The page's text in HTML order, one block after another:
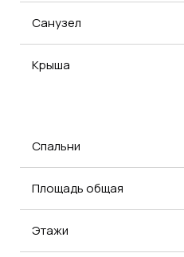
Санузeл
Крыша
Спальни
Площадь общая
Этажи